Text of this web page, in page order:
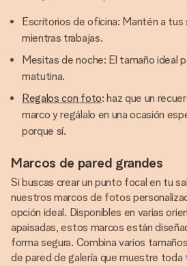
Escritorios de oficina: Mantén a tus
mientras trabajas.
Mesitas de noche: El tamaño ideal
matutina.
Regalos con foto: haz que un
marco y regálalo en una ocasión
porque sí.
Marcos de pared grandes
Si buscas crear un punto focal en tu
nuestros marcos de fotos
opción ideal. Disponibles en varias
apaisadas, estos marcos están
forma segura. Combina varios
de pared de galería que muestre toda